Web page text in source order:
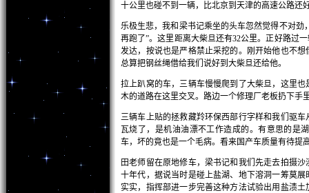
十公里也碰不到一辆，比北京到天津的高速公路还
乐极生悲，我和梁书记乘坐的头车忽然觉得不对
再跑了”。这里距离大柴旦还有32公里。正好路过
发达，按说也是严格禁止采挖的。刚开始他也不
总算把钢丝绳借给我们说好到大柴旦还给他。
拉上趴窝的车，三辆车慢慢爬到了大柴旦，这里
木的道路在这里交叉。路边一个修理厂老板扔下手
三辆车上贴的拯救藏羚环保西部行字样和我们驱车
瓦烧了，是机油油漂不工作造成的。有意思的是
车，坏的竟也是一个毛病。看来国产车质量有待提
田老师留在原地修车，梁书记和我们先走去拍摄
十年代，据说当时是碰上盐湖、地下溶洞一筹莫
实实，指挥部进一步完善这种方法试验出用盐渍